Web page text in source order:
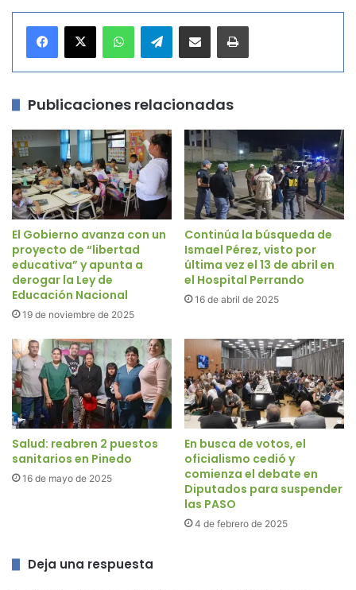
Telegram
Publicaciones relacionadas
El Gobierno avanza con un
proyecto de “libertad
educativa” y apunta a
derogar la Ley de
Educación Nacional
19 de noviembre de 2025
Continúa la búsqueda de
Ismael Pérez, visto por
última vez el 13 de abril en
el Hospital Perrando
16 de abril de 2025
Salud: reabren 2 puestos
sanitarios en Pinedo
16 de mayo de 2025
En busca de votos, el
oficialismo cedió y
comienza el debate en
Diputados para suspender
las PASO
4 de febrero de 2025
Deja una respuesta